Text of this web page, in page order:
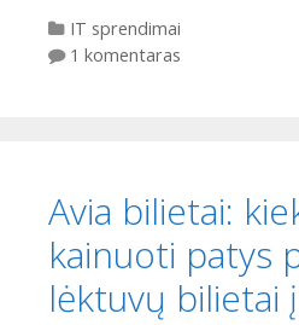
Kategorijos
IT sprendimai
1 komentaras
Avia bilietai:
kainuoti patys
lėktuvų bilietai